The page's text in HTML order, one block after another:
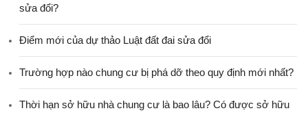
sửa đổi?
Điểm mới của dự thảo Luật đất đai sửa đổi
Trường hợp nào chung cư bị phá dỡ theo quy định mới nhất?
Thời hạn sở hữu nhà chung cư là bao lâu? Có được sở hữu